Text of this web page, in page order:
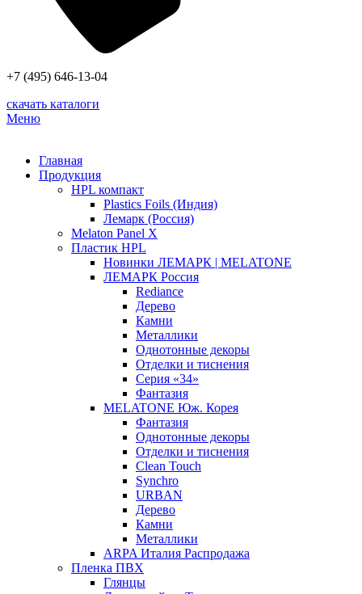
+7 (495) 646-13-04
скачать каталоги
Меню
Главная
Продукция
HPL компакт
Plastics Foils (Индия)
Лемарк (Россия)
Melaton Panel X
Пластик HPL
Новинки ЛЕМАРК | MELATONE
ЛЕМАРК Россия
Rediance
Дерево
Камни
Металлики
Однотонные декоры
Отделки и тиснения
Серия «34»
Фантазия
MELATONE Юж. Корея
Фантазия
Однотонные декоры
Отделки и тиснения
Clean Touch
Synchro
URBAN
Дерево
Камни
Металлики
ARPA Италия Распродажа
Пленка ПВХ
Глянцы